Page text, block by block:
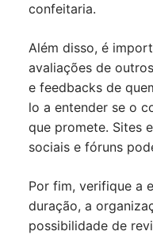
confeitaria.
Além disso, é
avaliações de
e feedbacks de
lo a entender se o
que promete. Sites
sociais e fóruns
Por fim, verifique a
duração, a
possibilidade de